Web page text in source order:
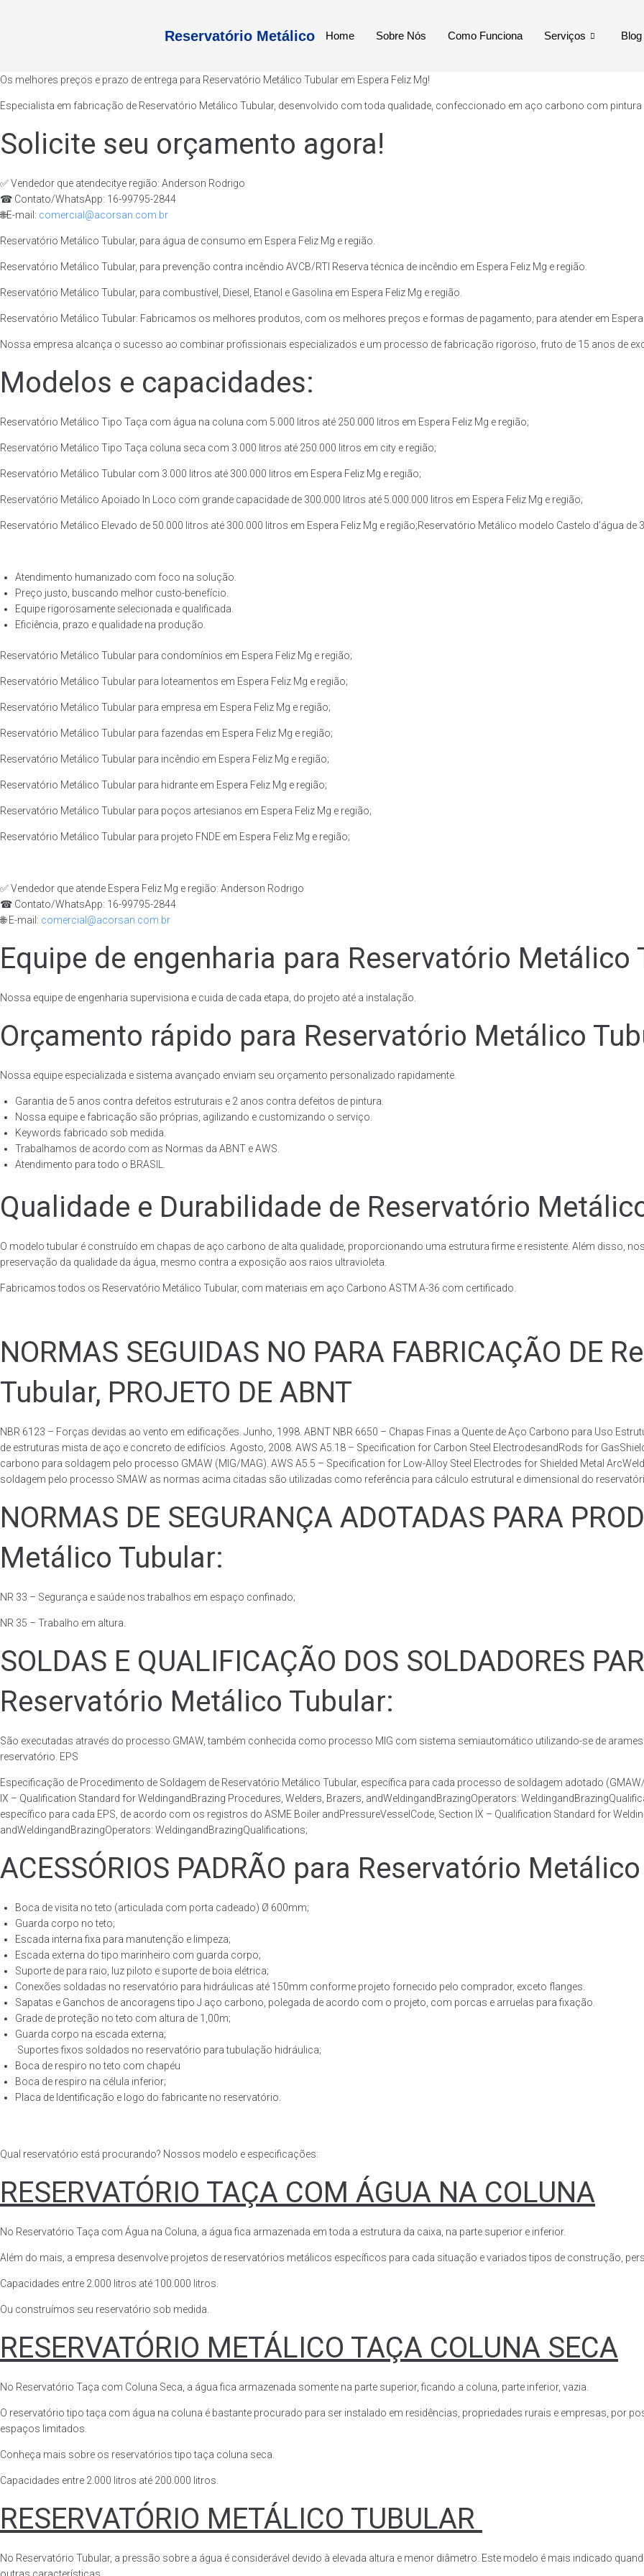
Reservatório Metálico Home Sobre Nós Como Funciona Serviços Blog
Os melhores preços e prazo de entrega para Reservatório Metálico Tubular em Espera Feliz Mg!
Especialista em fabricação de Reservatório Metálico Tubular, desenvolvido com toda qualidade, confeccionado em aço carbono com pintura
Solicite seu orçamento agora!
✅ Vendedor que atendecitye região: Anderson Rodrigo
☎ Contato/WhatsApp: 16-99795-2844
🌐E-mail: comercial@acorsan.com.br
Reservatório Metálico Tubular, para água de consumo em Espera Feliz Mg e região.
Reservatório Metálico Tubular, para prevenção contra incêndio AVCB/RTI Reserva técnica de incêndio em Espera Feliz Mg e região.
Reservatório Metálico Tubular, para combustível, Diesel, Etanol e Gasolina em Espera Feliz Mg e região.
Reservatório Metálico Tubular: Fabricamos os melhores produtos, com os melhores preços e formas de pagamento, para atender em Espera
Nossa empresa alcança o sucesso ao combinar profissionais especializados e um processo de fabricação rigoroso, fruto de 15 anos de
Modelos e capacidades:
Reservatório Metálico Tipo Taça com água na coluna com 5.000 litros até 250.000 litros em Espera Feliz Mg e região;
Reservatório Metálico Tipo Taça coluna seca com 3.000 litros até 250.000 litros em city e região;
Reservatório Metálico Tubular com 3.000 litros até 300.000 litros em Espera Feliz Mg e região;
Reservatório Metálico Apoiado In Loco com grande capacidade de 300.000 litros até 5.000.000 litros em Espera Feliz Mg e região;
Reservatório Metálico Elevado de 50.000 litros até 300.000 litros em Espera Feliz Mg e região;Reservatório Metálico modelo Castelo d’água de
Atendimento humanizado com foco na solução.
Preço justo, buscando melhor custo-benefício.
Equipe rigorosamente selecionada e qualificada.
Eficiência, prazo e qualidade na produção.
Reservatório Metálico Tubular para condomínios em Espera Feliz Mg e região;
Reservatório Metálico Tubular para loteamentos em Espera Feliz Mg e região;
Reservatório Metálico Tubular para empresa em Espera Feliz Mg e região;
Reservatório Metálico Tubular para fazendas em Espera Feliz Mg e região;
Reservatório Metálico Tubular para incêndio em Espera Feliz Mg e região;
Reservatório Metálico Tubular para hidrante em Espera Feliz Mg e região;
Reservatório Metálico Tubular para poços artesianos em Espera Feliz Mg e região;
Reservatório Metálico Tubular para projeto FNDE em Espera Feliz Mg e região;
✅ Vendedor que atende Espera Feliz Mg e região: Anderson Rodrigo
☎ Contato/WhatsApp: 16-99795-2844
🌐 E-mail: comercial@acorsan.com.br
Equipe de engenharia para Reservatório Metálico
Nossa equipe de engenharia supervisiona e cuida de cada etapa, do projeto até a instalação.
Orçamento rápido para Reservatório Metálico
Nossa equipe especializada e sistema avançado enviam seu orçamento personalizado rapidamente.
Garantia de 5 anos contra defeitos estruturais e 2 anos contra defeitos de pintura.
Nossa equipe e fabricação são próprias, agilizando e customizando o serviço.
Keywords fabricado sob medida.
Trabalhamos de acordo com as Normas da ABNT e AWS.
Atendimento para todo o BRASIL.
Qualidade e Durabilidade de Reservatório
O modelo tubular é construído em chapas de aço carbono de alta qualidade, proporcionando uma estrutura firme e resistente. Além disso,
preservação da qualidade da água, mesmo contra a exposição aos raios ultravioleta.
Fabricamos todos os Reservatório Metálico Tubular, com materiais em aço Carbono ASTM A-36 com certificado.
NORMAS SEGUIDAS NO PARA FABRICAÇÃO DE
Tubular, PROJETO DE ABNT
NBR 6123 – Forças devidas ao vento em edificações. Junho, 1998. ABNT NBR 6650 – Chapas Finas a Quente de Aço Carbono para Uso
de estruturas mista de aço e concreto de edifícios. Agosto, 2008. AWS A5.18 – Specification for Carbon Steel ElectrodesandRods for
carbono para soldagem pelo processo GMAW (MIG/MAG). AWS A5.5 – Specification for Low-Alloy Steel Electrodes for Shielded Metal
soldagem pelo processo SMAW as normas acima citadas são utilizadas como referência para cálculo estrutural e dimensional do
NORMAS DE SEGURANÇA ADOTADAS PARA
Metálico Tubular:
NR 33 – Segurança e saúde nos trabalhos em espaço confinado;
NR 35 – Trabalho em altura.
SOLDAS E QUALIFICAÇÃO DOS SOLDADORES
Reservatório Metálico Tubular:
São executadas através do processo GMAW, também conhecida como processo MIG com sistema semiautomático utilizando-se de
reservatório. EPS
Especificação de Procedimento de Soldagem de Reservatório Metálico Tubular, específica para cada processo de soldagem adotado
IX – Qualification Standard for WeldingandBrazing Procedures, Welders, Brazers, andWeldingandBrazingOperators:
específico para cada EPS, de acordo com os registros do ASME Boiler andPressureVesselCode, Section IX – Qualification Standard for
andWeldingandBrazingOperators: WeldingandBrazingQualifications;
ACESSÓRIOS PADRÃO para Reservatório
Boca de visita no teto (articulada com porta cadeado) Ø 600mm;
Guarda corpo no teto;
Escada interna fixa para manutenção e limpeza;
Escada externa do tipo marinheiro com guarda corpo;
Suporte de para raio, luz piloto e suporte de boia elétrica;
Conexões soldadas no reservatório para hidráulicas até 150mm conforme projeto fornecido pelo comprador, exceto flanges.
Sapatas e Ganchos de ancoragens tipo J aço carbono, polegada de acordo com o projeto, com porcas e arruelas para fixação.
Grade de proteção no teto com altura de 1,00m;
Guarda corpo na escada externa;
·Suportes fixos soldados no reservatório para tubulação hidráulica;
Boca de respiro no teto com chapéu
Boca de respiro na célula inferior;
Placa de Identificação e logo do fabricante no reservatório.
Qual reservatório está procurando? Nossos modelo e especificações:
RESERVATÓRIO TAÇA COM ÁGUA NA COLUNA
No Reservatório Taça com Água na Coluna, a água fica armazenada em toda a estrutura da caixa, na parte superior e inferior.
Além do mais, a empresa desenvolve projetos de reservatórios metálicos específicos para cada situação e variados tipos de construção,
Capacidades entre 2.000 litros até 100.000 litros.
Ou construímos seu reservatório sob medida.
RESERVATÓRIO METÁLICO TAÇA COLUNA SECA
No Reservatório Taça com Coluna Seca, a água fica armazenada somente na parte superior, ficando a coluna, parte inferior, vazia.
O reservatório tipo taça com água na coluna é bastante procurado para ser instalado em residências, propriedades rurais e empresas, por
espaços limitados.
Conheça mais sobre os reservatórios tipo taça coluna seca.
Capacidades entre 2.000 litros até 200.000 litros.
RESERVATÓRIO METÁLICO TUBULAR
No Reservatório Tubular, a pressão sobre a água é considerável devido à elevada altura e menor diâmetro. Este modelo é mais indicado